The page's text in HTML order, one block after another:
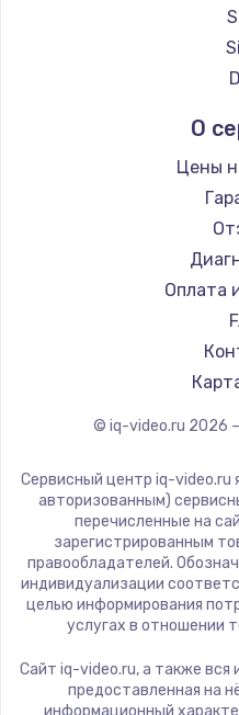
О
Цены
Оплата
© iq-video.ru 2026
Сервисный центр iq-video.ru
авторизованным)
перечисленные на
зарегистрированным
правообладателей.
индивидуализации
целью информирования
услугах в отношении
Сайт iq-video.ru, а также вся
предоставленная на
информационный